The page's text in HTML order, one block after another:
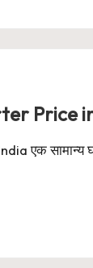
Price
सामान्य घर